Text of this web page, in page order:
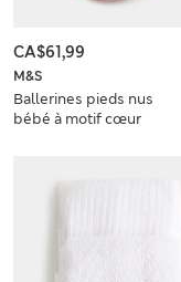
M&S
Ballerines pieds nus
bébé à motif cœur
CA$61,99